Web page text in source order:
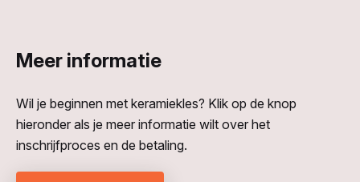
Meer informatie
Wil je beginnen met keramiekles? Klik op de knop
hieronder als je meer informatie wilt over het
inschrijfproces en de betaling.